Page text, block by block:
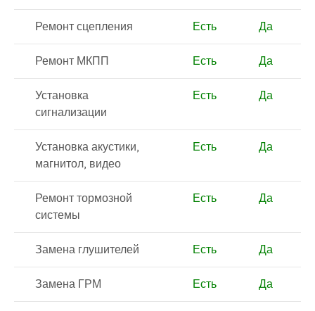
Ремонт сцепления Есть Да
Ремонт МКПП Есть Да
Установка
сигнализации
Есть Да
Установка акустики,
магнитол, видео
Есть Да
Ремонт тормозной
системы
Есть Да
Замена глушителей Есть Да
Замена ГРМ Есть Да